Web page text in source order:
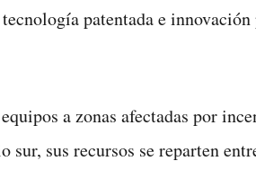
patentada e
a zonas afectadas por
sus recursos se reparten